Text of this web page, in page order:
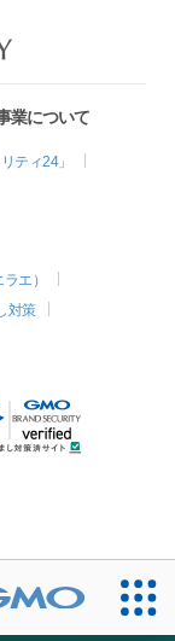
業について
ティ24」
エ）
対策